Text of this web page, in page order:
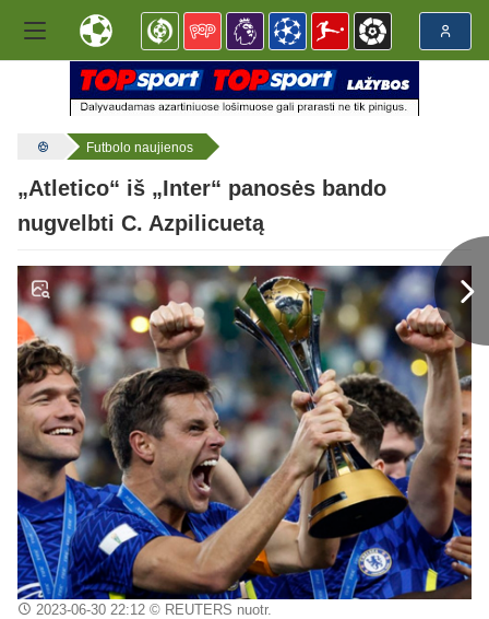
Futbolo naujienos
„Atletico“ iš „Inter“ panosės bando
nugvelbti C. Azpilicuetą
2023-06-30 22:12© REUTERS nuotr.